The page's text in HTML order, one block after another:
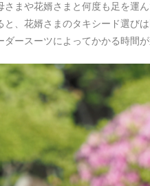
まや花婿さまと何度も足を運
、花婿さまのタキシード選び
ースーツによってかかる時間